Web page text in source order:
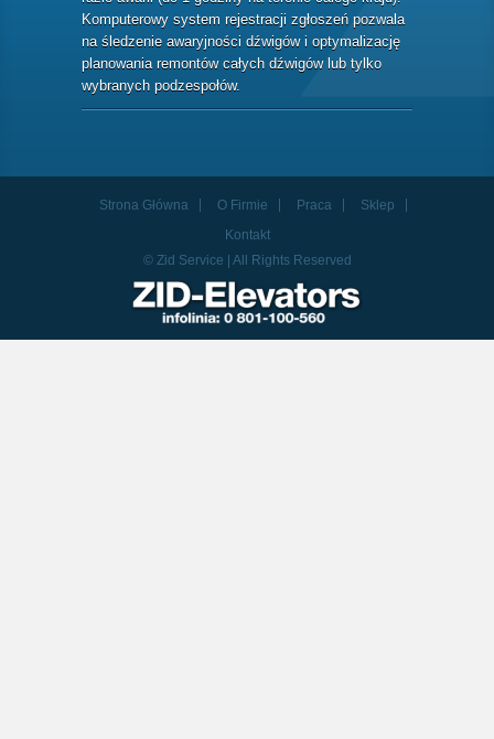
Komputerowy system rejestracji zgłoszeń pozwala
na śledzenie awaryjności dźwigów i optymalizację
planowania remontów całych dźwigów lub tylko
wybranych podzespołów.
Strona Główna O Firmie Praca
Sklep
Kontakt
© Zid Service | All Rights Reserved